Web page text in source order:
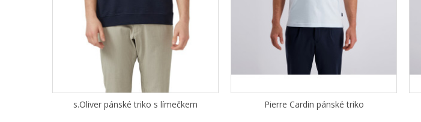
s.Oliver pánské triko s límečkem Pierre Cardin pánské triko